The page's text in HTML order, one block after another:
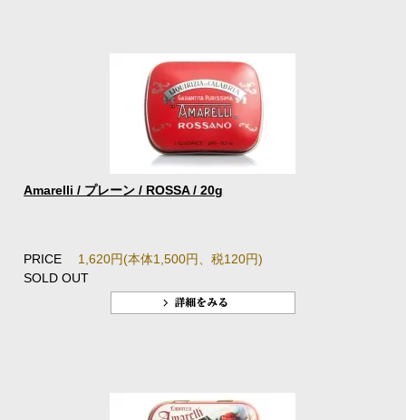
Amarelli / プレーン / ROSSA / 20g
PRICE 1,620円(本体1,500円、税120円)
SOLD OUT